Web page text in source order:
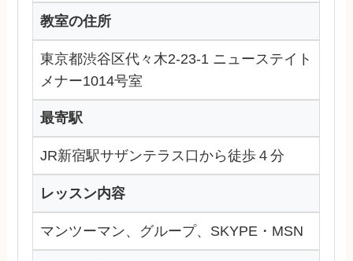
教室の住所
東京都渋谷区代々木2-23-1 ニューステイト
メナー1014号室
最寄駅
JR新宿駅サザンテラス口から徒歩４分
レッスン内容
マンツーマン、グループ、SKYPE・MSN